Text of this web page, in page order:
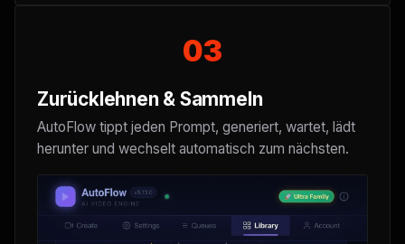
03
Zurücklehnen & Sammeln
AutoFlow tippt jeden Prompt, generiert, wartet, lädt
herunter und wechselt automatisch zum nächsten.